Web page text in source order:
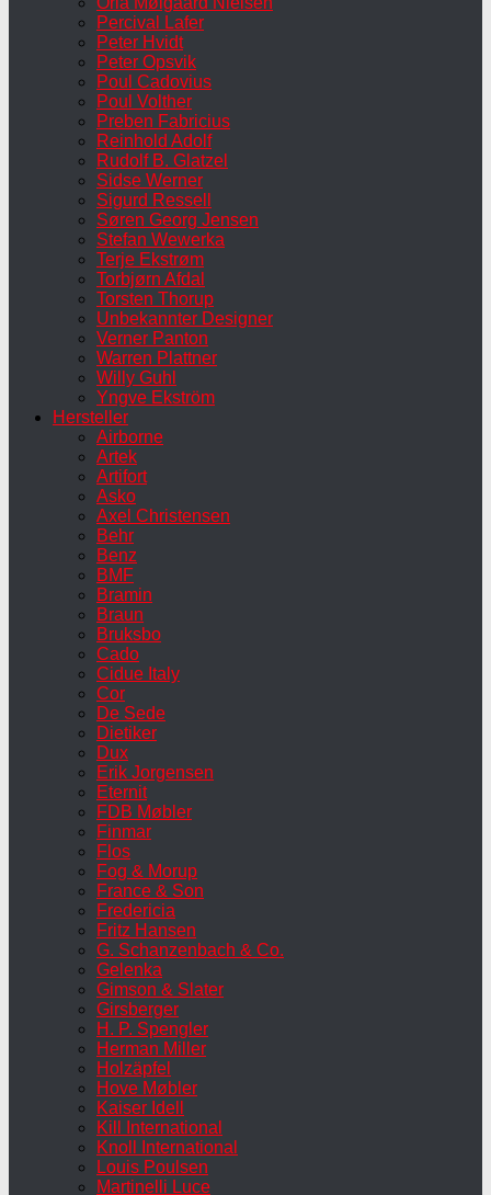
Percival Lafer
Peter Hvidt
Peter Opsvik
Poul Cadovius
Poul Volther
Preben Fabricius
Reinhold Adolf
Rudolf B. Glatzel
Sidse Werner
Sigurd Ressell
Søren Georg Jensen
Stefan Wewerka
Terje Ekstrøm
Torbjørn Afdal
Torsten Thorup
Unbekannter Designer
Verner Panton
Warren Plattner
Willy Guhl
Yngve Ekström
Hersteller
Airborne
Artek
Artifort
Asko
Axel Christensen
Behr
Benz
BMF
Bramin
Braun
Bruksbo
Cado
Cidue Italy
Cor
De Sede
Dietiker
Dux
Erik Jorgensen
Eternit
FDB Møbler
Finmar
Flos
Fog & Morup
France & Son
Fredericia
Fritz Hansen
G. Schanzenbach & Co.
Gelenka
Gimson & Slater
Girsberger
H. P. Spengler
Herman Miller
Holzäpfel
Hove Møbler
Kaiser Idell
Kill International
Knoll International
Louis Poulsen
Martinelli Luce